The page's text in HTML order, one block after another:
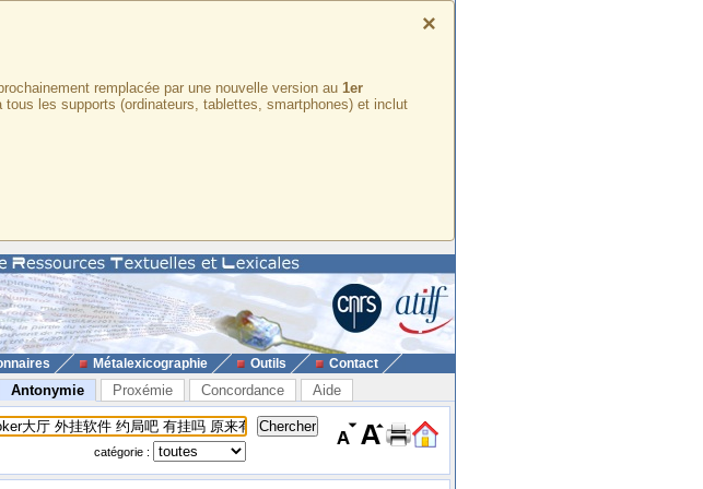
×
remplacée par une nouvelle version au 1er
les supports (ordinateurs, tablettes, smartphones) et inclut
Métalexicographie Outils Contact
Antonymie Proxémie Concordance Aide
catégorie :